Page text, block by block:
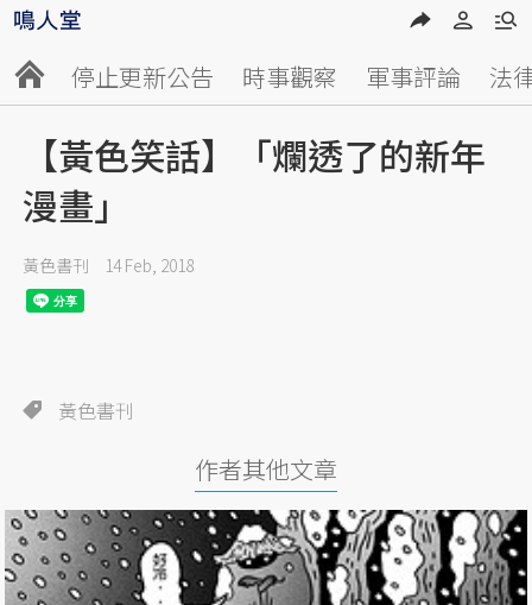
停止更新公告 時事觀察 軍事評論 法
【黃色笑話】「爛透了的新年
漫畫」
黃色書刊 14 Feb, 2018
黃色書刊
作者其他文章